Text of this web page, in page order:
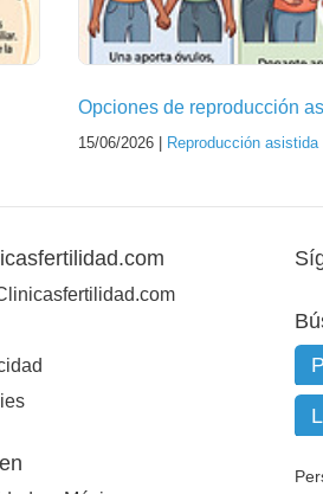
Opciones de reproducción
15/06/2026 | Reproducción asistida